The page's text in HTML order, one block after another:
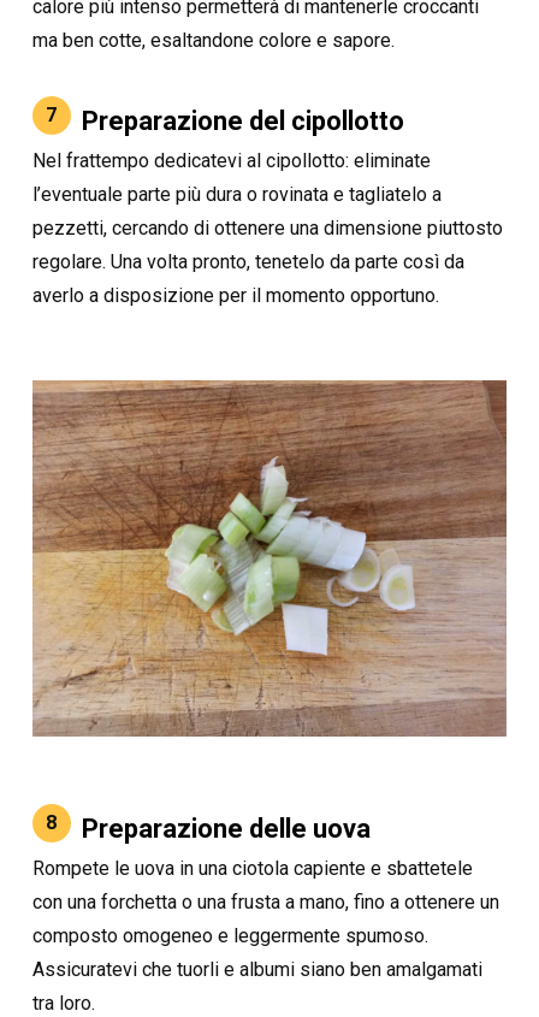
calore più intenso permetterà di mantenerle croccanti
ma ben cotte, esaltandone colore e sapore.
7 Preparazione del cipollotto
Nel frattempo dedicatevi al cipollotto: eliminate
l’eventuale parte più dura o rovinata e tagliatelo a
pezzetti, cercando di ottenere una dimensione piuttosto
regolare. Una volta pronto, tenetelo da parte così da
averlo a disposizione per il momento opportuno.
8 Preparazione delle uova
Rompete le uova in una ciotola capiente e sbattetele
con una forchetta o una frusta a mano, fino a ottenere un
composto omogeneo e leggermente spumoso.
Assicuratevi che tuorli e albumi siano ben amalgamati
tra loro.